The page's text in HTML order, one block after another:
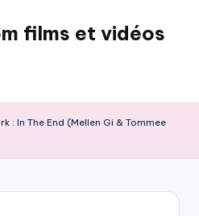
films et vidéos
: In The End (Mellen Gi & Tommee